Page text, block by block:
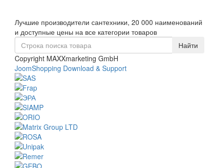
Лучшие производители сантехники, 20 000 наименований
и доступные цены на все категории товаров
Copyright MAXXmarketing GmbH
JoomShopping Download & Support